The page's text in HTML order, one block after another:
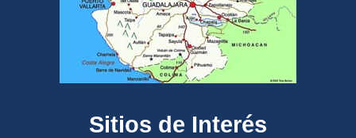
Sitios de Interés